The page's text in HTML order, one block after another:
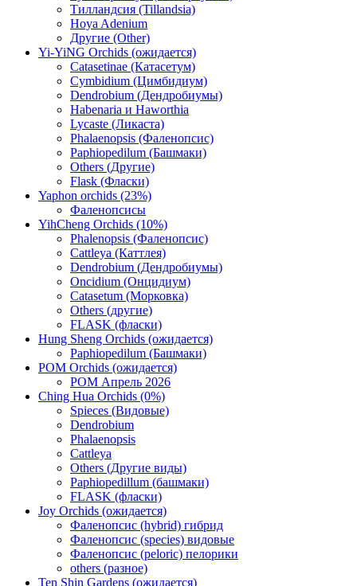
Тилландсия (Tillandsia)
Hoya Adenium
Другие (Other)
Yi-YiNG Orchids (ожидается)
Catasetinae (Катасетум)
Cymbidium (Цимбидиум)
Dendrobium (Дендробиумы)
Habenaria и Haworthia
Lycaste (Ликаста)
Phalaenopsis (Фаленопсис)
Paphiopedilum (Башмаки)
Others (Другие)
Flask (Фласки)
Yaphon orchids (23%)
Фаленопсисы
YihCheng Orchids (10%)
Phalenopsis (Фаленопсис)
Cattleya (Каттлея)
Dendrobium (Дендробиумы)
Oncidium (Онцидиум)
Catasetum (Морковка)
Others (другие)
FLASK (фласки)
Hung Sheng Orchids (ожидается)
Paphiopedilum (Башмаки)
POM Orchids (ожидается)
POM Апрель 2026
Ching Hua Orchids (0%)
Spieces (Видовые)
Dendrobium
Phalaenopsis
Cattleya
Others (Другие виды)
Paphiopedillum (башмаки)
FLASK (фласки)
Joy Orchids (ожидается)
Фаленопсис (hybrid) гибрид
Фаленопсис (species) видовые
Фаленопсис (peloric) пелорики
others (разное)
Ten Shin Gardens (ожидается)